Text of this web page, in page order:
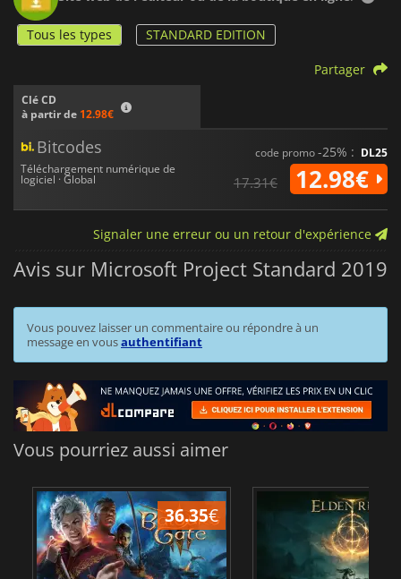
Tous les types STANDARD EDITION
Clé CD
à partir de 12.98€
Partager
Bitcodes
Téléchargement numérique de
logiciel · Global
code promo-25% : DL25
17.31€ 12.98€
Signaler une erreur ou un retour d'expérience
Avis sur Microsoft Project Standard 2019
Vous pouvez laisser un commentaire ou répondre à un
message en vousauthentifiant
Vous pourriez aussi aimer
36.35€